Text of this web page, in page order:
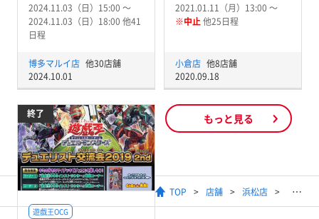
2024.11.03（日）15:00 〜
2024.11.03（日）18:00 他41
日程
博多マルイ店 他30店舗
2024.10.01
2021.01.11（月）13:00 〜
※中止他25日程
小倉店 他8店舗
2020.09.18
終了
遊戯王OCG
もっと見る
TOP 店舗 浜松店